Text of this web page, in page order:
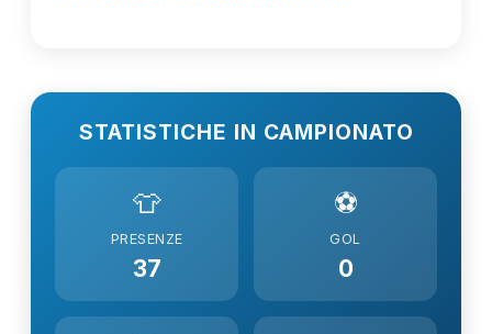
STATISTICHE IN CAMPIONATO
👕
PRESENZE
37
⚽
GOL
0